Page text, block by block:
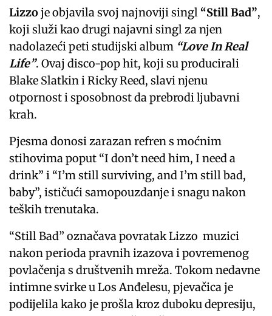
Lizzoje objavila svoj najnoviji singl “Still Bad”,
koji služi kao drugi najavni singl za njen
nadolazeći peti studijski album “Love In Real
Life”. Ovaj disco-pop hit, koji su producirali
Blake Slatkin i Ricky Reed, slavi njenu
otpornost i sposobnost da prebrodi ljubavni
krah.
Pjesma donosi zarazan refren s moćnim
stihovima poput “I don’t need him, I need a
drink” i “I’m still surviving, and I’m still bad,
baby”, ističući samopouzdanje i snagu nakon
teških trenutaka.
“Still Bad” označava povratak Lizzo muzici
nakon perioda pravnih izazova i povremenog
povlačenja s društvenih mreža. Tokom nedavne
intimne svirke u Los Anđelesu, pjevačica je
podijelila kako je prošla kroz duboku depresiju,